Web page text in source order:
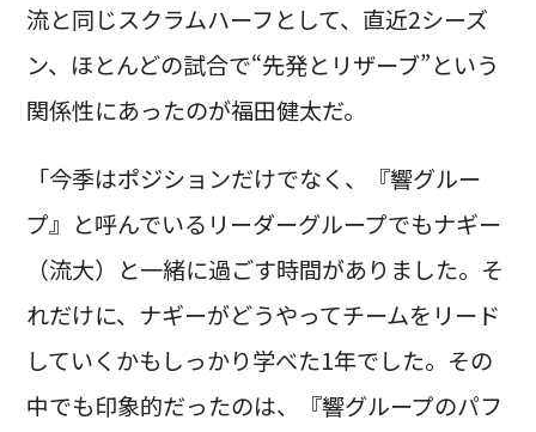
流と同じスクラムハーフとして、直近2シーズ
ン、ほとんどの試合で“先発とリザーブ”という
関係性にあったのが福田健太だ。
「今季はポジションだけでなく、『響グルー
プ』と呼んでいるリーダーグループでもナギー
（流大）と一緒に過ごす時間がありました。そ
れだけに、ナギーがどうやってチームをリード
していくかもしっかり学べた1年でした。その
中でも印象的だったのは、『響グループのパフ